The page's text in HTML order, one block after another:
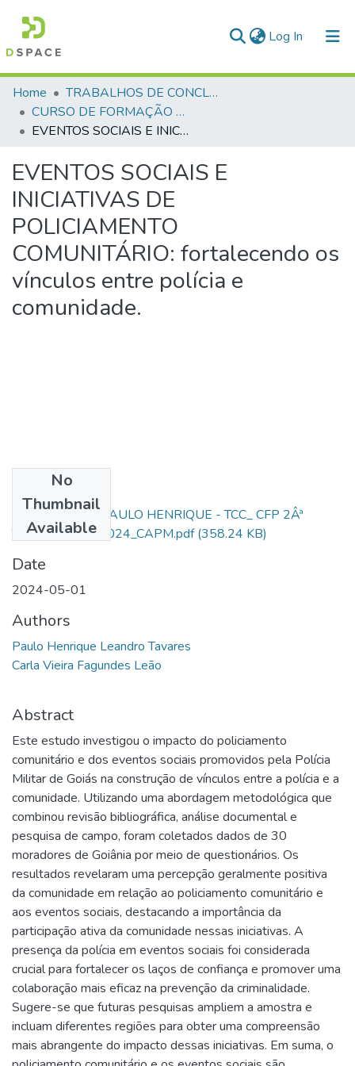
Log In (current)
Communities & Collections
All of DSpace
Home
TRABALHOS DE CONCLUSÃO DE CURSO - CFP (CURSO DE FORMAÇÃO DE PRAÇAS)
CURSO DE FORMAÇÃO DE PRAÇAS - CFP - 2024
EVENTOS SOCIAIS E INICIATIVAS DE POLICIAMENTO COMUNITÁRIO: fortalecendo os vínculos entre polícia e comunidade.
EVENTOS SOCIAIS E
INICIATIVAS DE
POLICIAMENTO
COMUNITÁRIO: fortalecendo os
vínculos entre polícia e
comunidade.
No
Thumbnail
Available
FINAL- AL. SD. PAULO HENRIQUE - TCC_ CFP 2Âª
TURMA 2023_2024_CAPM.pdf(358.24 KB)
Date
2024-05-01
Authors
Paulo Henrique Leandro Tavares
Carla Vieira Fagundes Leão
Abstract
Este estudo investigou o impacto do policiamento
comunitário e dos eventos sociais promovidos pela Polícia
Militar de Goiás na construção de vínculos entre a polícia e a
comunidade. Utilizando uma abordagem metodológica que
combinou revisão bibliográfica, análise documental e
pesquisa de campo, foram coletados dados de 30
moradores de Goiânia por meio de questionários. Os
resultados revelaram uma percepção geralmente positiva
da comunidade em relação ao policiamento comunitário e
aos eventos sociais, destacando a importância da
participação ativa da comunidade nessas iniciativas. A
presença da polícia em eventos sociais foi considerada
crucial para fortalecer os laços de confiança e promover uma
colaboração mais eficaz na prevenção da criminalidade.
Sugere-se que futuras pesquisas ampliem a amostra e
incluam diferentes regiões para obter uma compreensão
mais abrangente do impacto dessas iniciativas. Em suma, o